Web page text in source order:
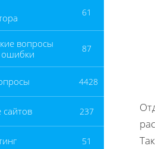
61
вопросы
ошибки
87
4428
сайтов 237
51